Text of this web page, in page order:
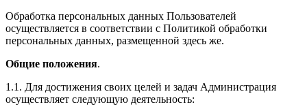
Обработка персональных данных Пользователей
осуществляется в соответствии с Политикой обработки
персональных данных, размещенной здесь же.
Общие положения.
1.1. Для достижения своих целей и задач Администрация
осуществляет следующую деятельность: